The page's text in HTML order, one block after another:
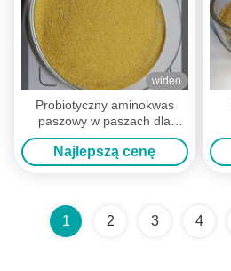
wideo
Probiotyczny aminokwas
paszowy w paszach dla
zwierząt i żywieniu
Najlepszą cenę
1 2 3 4